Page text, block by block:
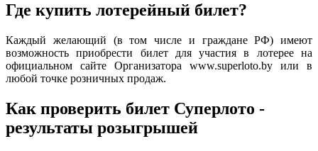
Где купить лотерейный билет?
Каждый желающий (в том числе и граждане РФ) имеют
возможность приобрести билет для участия в лотерее на
официальном сайте Организатора www.superloto.by или в
любой точке розничных продаж.
Как проверить билет Суперлото -
результаты розыгрышей